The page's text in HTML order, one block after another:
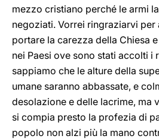
mezzo cristiano perché le armi
negoziati. Vorrei ringraziarvi per
portare la carezza della Chiesa
nei Paesi ove sono stati accolti i
sappiamo che le alture della
umane saranno abbassate, e
desolazione e delle lacrime, ma
si compia presto la profezia di
popolo non alzi più la mano